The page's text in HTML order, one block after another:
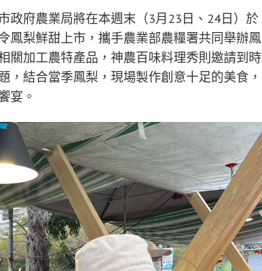
政府農業局將在本週末（3月23日、24日）於
鳳梨鮮甜上市，攜手農業部農糧署共同舉辦鳳
關加工農特產品，神農百味料理秀則邀請到時
結合當季鳳梨，現場製作創意十足的美食，
宴。